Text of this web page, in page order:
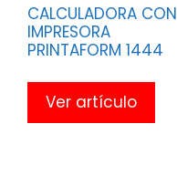
CALCULADORA CON
IMPRESORA
PRINTAFORM 1444
Ver artículo